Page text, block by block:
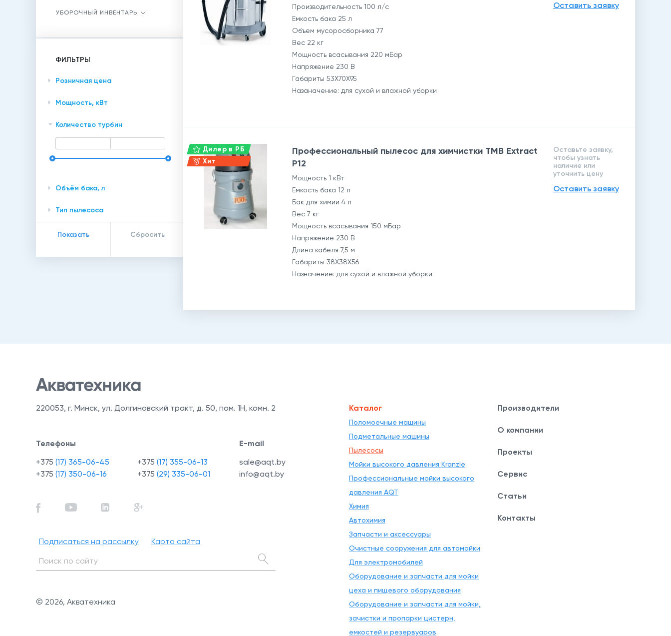
УБОРОЧНЫЙ ИНВЕНТАРЬ
ФИЛЬТРЫ
Розничная цена
Мощность, кВт
Количество турбин
Объём бака, л
Тип пылесоса
Производительность 100 л/с
Емкость бака 25 л
Объем мусоросборника 77
Вес 22 кг
Мощность всасывания 220 мБар
Напряжение 230 В
Габариты 53Х70Х95
Назаначение: для сухой и влажной уборки
Оставить заявку
Дилер в РБ
Хит
Профессиональный пылесос для химчистки TMB Extract
P12
Мощность 1 кВт
Емкость бака 12 л
Бак для химии 4 л
Вес 7 кг
Мощность всасывания 150 мБар
Напряжение 230 В
Длина кабеля 7,5 м
Габариты 38Х38Х56
Назначение: для сухой и влажной уборки
Оставьте заявку,
чтобы узнать
наличие или
уточнить цену
Оставить заявку
220053, г. Минск, ул. Долгиновский тракт, д. 50, пом. 1Н, комн. 2
Телефоны
+375 (17) 365-06-45
+375 (17) 350-06-16
+375 (17) 355-06-13
+375 (29) 335-06-01
E-mail
sale@aqt.by
info@aqt.by
Подписаться на рассылку Карта сайта
© 2026, Акватехника
Каталог
Поломоечные машины
Подметальные машины
Пылесосы
Мойки высокого давления Kranzle
Профессиональные мойки высокого
давления AQT
Химия
Автохимия
Запчасти и аксессуары
Очистные сооружения для автомойки
Для электромобилей
Оборудование и запчасти для мойки
цеха и пищевого оборудования
Оборудование и запчасти для мойки,
зачистки и пропарки цистерн,
емкостей и резервуаров
Производители
О компании
Проекты
Сервис
Статьи
Контакты